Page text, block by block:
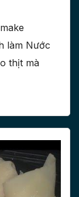
làm Nước
thịt mà